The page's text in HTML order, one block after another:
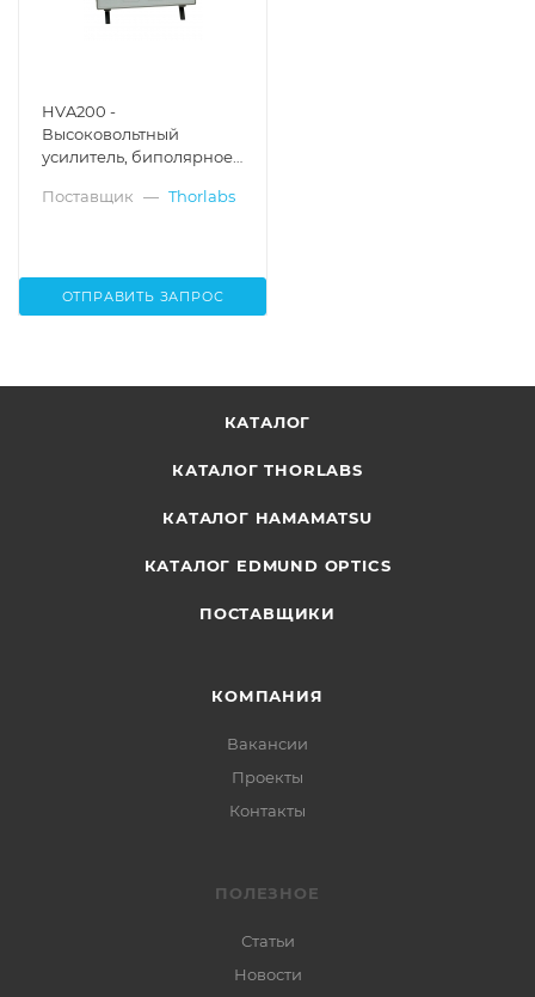
HVA200 -
Высоковольтный
усилитель, биполярное
20:1, напряжение: +/-200
Поставщик — Thorlabs
ОТПРАВИТЬ ЗАПРОС
КАТАЛОГ
КАТАЛОГ THORLABS
КАТАЛОГ HAMAMATSU
КАТАЛОГ EDMUND OPTICS
ПОСТАВЩИКИ
КОМПАНИЯ
Вакансии
Проекты
Контакты
ПОЛЕЗНОЕ
Статьи
Новости